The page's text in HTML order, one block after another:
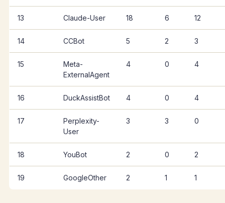
13 Claude-User 18 6 12
14 CCBot 5 2 3
15
Meta-
ExternalAgent
4 0 4
16 DuckAssistBot 4 0 4
17
Perplexity-
User
3 3 0
18 YouBot 2 0 2
19 GoogleOther 2 1 1